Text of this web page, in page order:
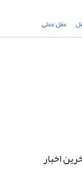
عقل عملی
اخبار